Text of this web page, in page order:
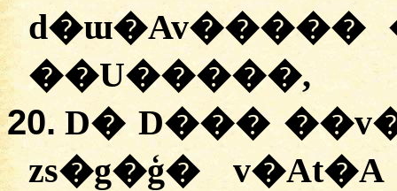
d�ɯ�Av�����
��U�����,
20. D� D���
zs�g�ģ�